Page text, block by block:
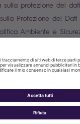
sulla protezione dei
Protezione dei
Ambiente e
Contatti
P.IVA 10850910158